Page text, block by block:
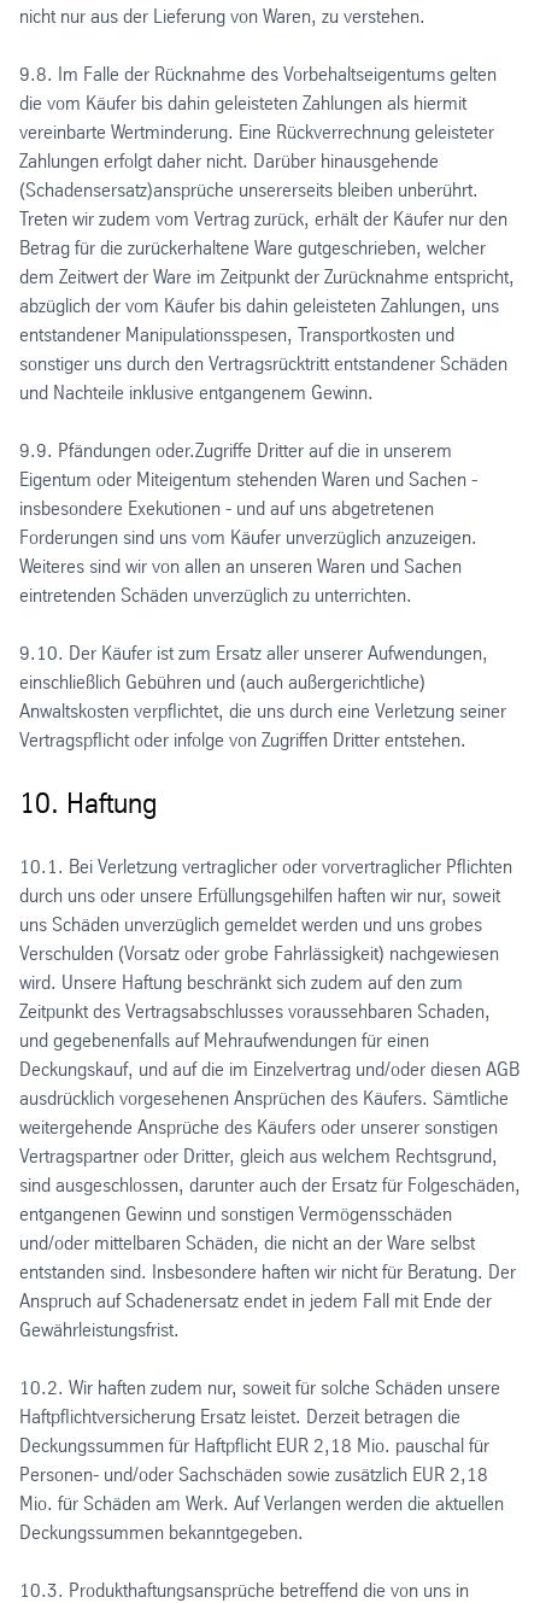
nicht nur aus der Lieferung von Waren, zu verstehen.
9.8. Im Falle der Rücknahme des Vorbehaltseigentums gelten
die vom Käufer bis dahin geleisteten Zahlungen als hiermit
vereinbarte Wertminderung. Eine Rückverrechnung geleisteter
Zahlungen erfolgt daher nicht. Darüber hinausgehende
(Schadensersatz)ansprüche unsererseits bleiben unberührt.
Treten wir zudem vom Vertrag zurück, erhält der Käufer nur den
Betrag für die zurückerhaltene Ware gutgeschrieben, welcher
dem Zeitwert der Ware im Zeitpunkt der Zurücknahme entspricht,
abzüglich der vom Käufer bis dahin geleisteten Zahlungen, uns
entstandener Manipulationsspesen, Transportkosten und
sonstiger uns durch den Vertragsrücktritt entstandener Schäden
und Nachteile inklusive entgangenem Gewinn.
9.9. Pfändungen oder.Zugriffe Dritter auf die in unserem
Eigentum oder Miteigentum stehenden Waren und Sachen -
insbesondere Exekutionen - und auf uns abgetretenen
Forderungen sind uns vom Käufer unverzüglich anzuzeigen.
Weiteres sind wir von allen an unseren Waren und Sachen
eintretenden Schäden unverzüglich zu unterrichten.
9.10. Der Käufer ist zum Ersatz aller unserer Aufwendungen,
einschließlich Gebühren und (auch außergerichtliche)
Anwaltskosten verpflichtet, die uns durch eine Verletzung seiner
Vertragspflicht oder infolge von Zugriffen Dritter entstehen.
10. Haftung
10.1. Bei Verletzung vertraglicher oder vorvertraglicher Pflichten
durch uns oder unsere Erfüllungsgehilfen haften wir nur, soweit
uns Schäden unverzüglich gemeldet werden und uns grobes
Verschulden (Vorsatz oder grobe Fahrlässigkeit) nachgewiesen
wird. Unsere Haftung beschränkt sich zudem auf den zum
Zeitpunkt des Vertragsabschlusses voraussehbaren Schaden,
und gegebenenfalls auf Mehraufwendungen für einen
Deckungskauf, und auf die im Einzelvertrag und/oder diesen AGB
ausdrücklich vorgesehenen Ansprüchen des Käufers. Sämtliche
weitergehende Ansprüche des Käufers oder unserer sonstigen
Vertragspartner oder Dritter, gleich aus welchem Rechtsgrund,
sind ausgeschlossen, darunter auch der Ersatz für Folgeschäden,
entgangenen Gewinn und sonstigen Vermögensschäden
und/oder mittelbaren Schäden, die nicht an der Ware selbst
entstanden sind. Insbesondere haften wir nicht für Beratung. Der
Anspruch auf Schadenersatz endet in jedem Fall mit Ende der
Gewährleistungsfrist.
10.2. Wir haften zudem nur, soweit für solche Schäden unsere
Haftpflichtversicherung Ersatz leistet. Derzeit betragen die
Deckungssummen für Haftpflicht EUR 2,18 Mio. pauschal für
Personen- und/oder Sachschäden sowie zusätzlich EUR 2,18
Mio. für Schäden am Werk. Auf Verlangen werden die aktuellen
Deckungssummen bekanntgegeben.
10.3. Produkthaftungsansprüche betreffend die von uns in